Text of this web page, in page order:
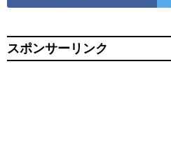
スポンサーリンク